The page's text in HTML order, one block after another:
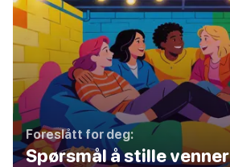
Foreslått for deg:
Spørsmål å stille venner